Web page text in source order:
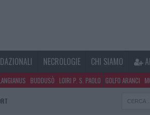
NECROLOGIE CHI SIAMO
BUDDUSÒ LOIRI P. S. PAOLO GOLFO ARANCI